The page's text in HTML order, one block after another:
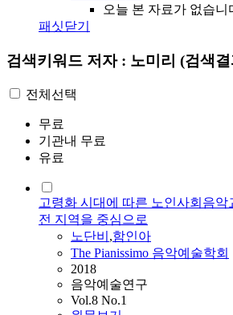
오늘 본 자료가 없습니
패싯닫기
검색키워드 저자 : 노미리 (검색
전체선택
무료
기관내 무료
유료
고령화 시대에 따른 노인사회음악
전 지역을 중심으로
노단비 ,함인아
The Pianissimo 음악예술학회
2018
음악예술연구
Vol.8 No.1